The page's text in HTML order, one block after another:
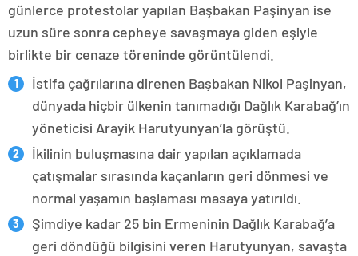
günlerce protestolar yapılan Başbakan Paşinyan ise
uzun süre sonra cepheye savaşmaya giden eşiyle
birlikte bir cenaze töreninde görüntülendi.
İstifa çağrılarına direnen Başbakan Nikol Paşinyan,
dünyada hiçbir ülkenin tanımadığı Dağlık Karabağ’ın
yöneticisi Arayik Harutyunyan’la görüştü.
İkilinin buluşmasına dair yapılan açıklamada
çatışmalar sırasında kaçanların geri dönmesi ve
normal yaşamın başlaması masaya yatırıldı.
Şimdiye kadar 25 bin Ermeninin Dağlık Karabağ’a
geri döndüğü bilgisini veren Harutyunyan, savaşta